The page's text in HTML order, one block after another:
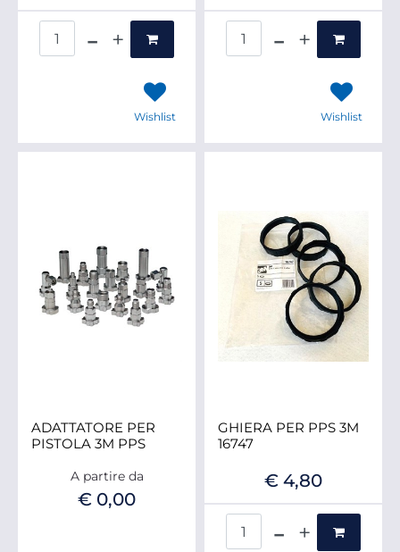
Wishlist Wishlist
ADATTATORE PER
PISTOLA 3M PPS
A partire da
€ 0,00
GHIERA PER PPS 3M
16747
€ 4,80